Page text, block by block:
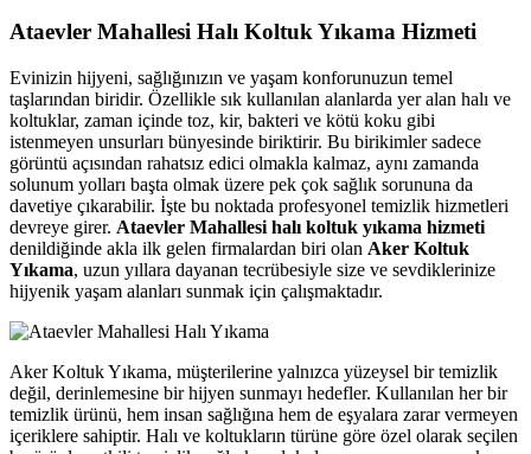
Ataevler Mahallesi Halı Koltuk Yıkama Hizmeti
Evinizin hijyeni, sağlığınızın ve yaşam konforunuzun temel
taşlarından biridir. Özellikle sık kullanılan alanlarda yer alan halı ve
koltuklar, zaman içinde toz, kir, bakteri ve kötü koku gibi
istenmeyen unsurları bünyesinde biriktirir. Bu birikimler sadece
görüntü açısından rahatsız edici olmakla kalmaz, aynı zamanda
solunum yolları başta olmak üzere pek çok sağlık sorununa da
davetiye çıkarabilir. İşte bu noktada profesyonel temizlik hizmetleri
devreye girer. Ataevler Mahallesi halı koltuk yıkama hizmeti
denildiğinde akla ilk gelen firmalardan biri olan Aker Koltuk
Yıkama, uzun yıllara dayanan tecrübesiyle size ve sevdiklerinize
hijyenik yaşam alanları sunmak için çalışmaktadır.
Aker Koltuk Yıkama, müşterilerine yalnızca yüzeysel bir temizlik
değil, derinlemesine bir hijyen sunmayı hedefler. Kullanılan her bir
temizlik ürünü, hem insan sağlığına hem de eşyalara zarar vermeyen
içeriklere sahiptir. Halı ve koltukların türüne göre özel olarak seçilen